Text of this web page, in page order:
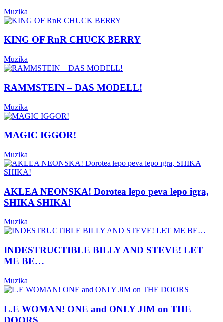
Muzika
KING OF RnR CHUCK BERRY
Muzika
RAMMSTEIN – DAS MODELL!
Muzika
MAGIC IGGOR!
Muzika
AKLEA NEONSKA! Dorotea lepo peva lepo igra,
SHIKA SHIKA!
Muzika
INDESTRUCTIBLE BILLY AND STEVE! LET
ME BE…
Muzika
L.E WOMAN! ONE and ONLY JIM on THE
DOORS